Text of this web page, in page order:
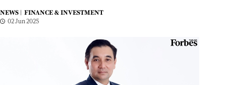
NEWS |
FINANCE & INVESTMENT
02 Jun 2025